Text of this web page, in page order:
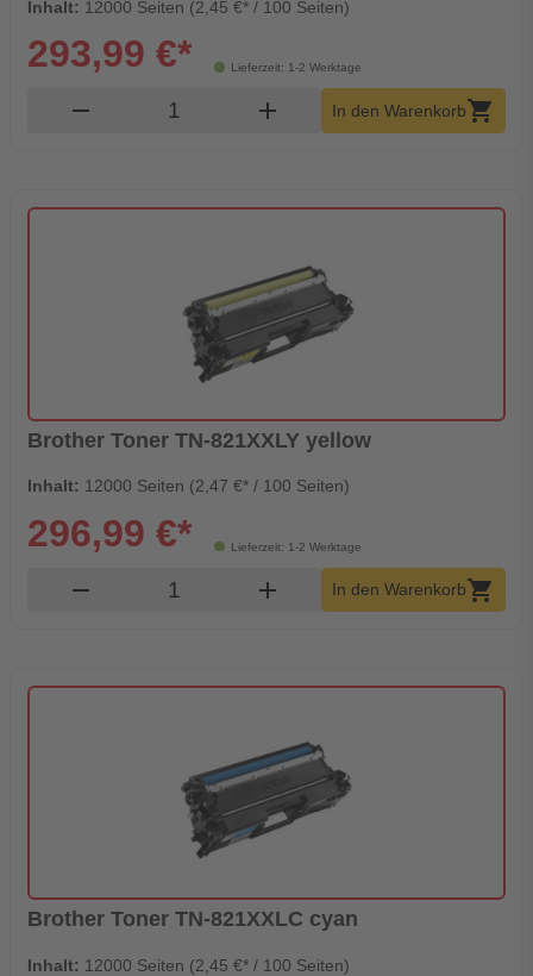
Inhalt: 12000 Seiten (2,45 €* / 100 Seiten)
Lieferzeit: 1-2 Werktage
293,99 €*
remove Produkt Warenkorb Menge
add In den Warenkorbshopping_cart
Brother Toner TN-821XXLY yellow
Inhalt: 12000 Seiten (2,47 €* / 100 Seiten)
Lieferzeit: 1-2 Werktage
296,99 €*
remove Produkt Warenkorb Menge
add In den Warenkorbshopping_cart
Brother Toner TN-821XXLC cyan
Inhalt: 12000 Seiten (2,45 €* / 100 Seiten)